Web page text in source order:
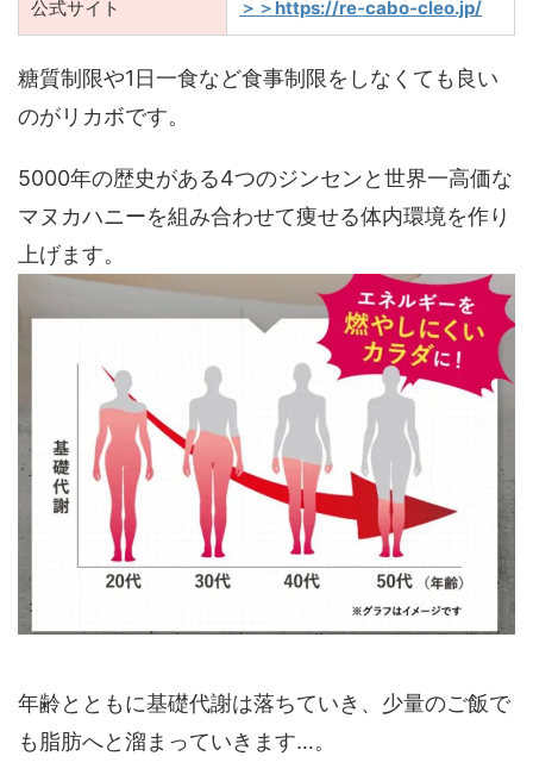
公式サイト ＞＞https://re-cabo-cleo.jp/
糖質制限や1日一食など食事制限をしなくても良い
のがリカボです。
5000年の歴史がある4つのジンセンと世界一高価な
マヌカハニーを組み合わせて痩せる体内環境を作り
上げます。
年齢とともに基礎代謝は落ちていき、少量のご飯で
も脂肪へと溜まっていきます…。